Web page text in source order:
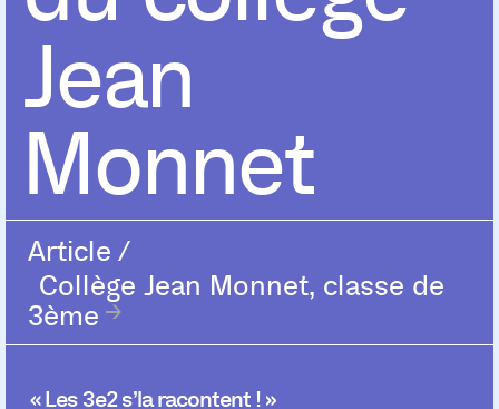
Jean
Monnet
Article /
Collège Jean Monnet, classe de
3ème
« Les 3e2 s’la racontent ! »